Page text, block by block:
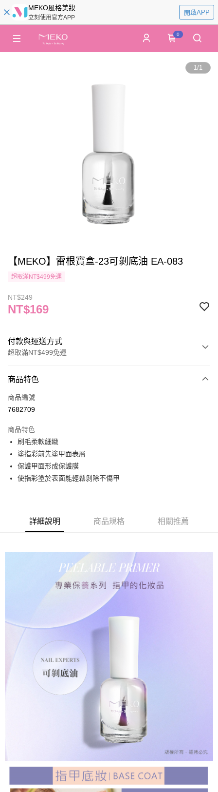
MEKO風格美妝
立刻使用官方APP
開啟APP
0
1/1
【MEKO】雷根寶盒-23可剝底油 EA-083
超取滿NT$499免運
NT$249
NT$169
付款與運送方式
超取滿NT$499免運
信用卡一次付款
信用卡分期付款
合作金庫商業銀行
華南商業銀行
上海商業儲蓄銀行
國泰世華商業銀行
臺灣中小企業銀行
台中商業銀行
玉山商業銀行
星展（台灣）商業銀行
台新國際商業銀行
中國信託商業銀行
超商取貨付款
LINE Pay
Apple Pay
AFTEE先享後付
AFTEE先享後付是「在收到商品之後才付款」的支付方式。 讓您購物簡單
１．簡單：不需註冊會員、不需綁卡、不需儲值。
２．便利：只要手機號碼，簡訊認證，即可結帳。
３．安心：先確認商品／服務後，再付款。
【「AFTEE先享後付」結帳流程】
１．於結帳方式選擇「AFTEE先享後付」後，將跳轉至「AFTEE先享後付」
結帳頁面，進行簡訊認證並確認金額後，即可完成結帳。
２．訂單成立數日內，您將收到繳費通知簡訊。
３．收到繳費通知簡訊後14天內，點擊此簡訊中的連結，可透過四大超商／
ATM／網路銀行／等多元方式進行付款，方視為交易完成。
※ 請注意：結帳手續完成當下不需立刻繳費，但若您需要取消訂單，請聯絡
購買商品的店家。未經商家同意取消之訂單仍視為有效，需透過AFTEE先享
後付繳納相關費用。
※ 交易是否成功請以「AFTEE先享後付 」之結帳頁面顯示為準，若有關於
是否繳費成功／繳費後需取消欲退款等相關疑問，請聯繫「AFTEE先享後付
https://netprotections.freshdesk.com/support/home
１．透過由恩沛科技股份有限公司提供之「AFTEE先享後付」服務完成之交
易，需依本服務之必要範圍內提供個人資料，並將交易相關給付款項請求債
２．關於個人資料處理事宜，請瀏覽以下網址：
https://aftee.tw/terms/#terms3
３．未成年的使用者請事先徵得法定代理人或監護人之同意方可使用
「AFTEE先享後付」，若未經同意申辦者引起之損失，本公司不負相關責
每筆NT$65，滿NT$499(含以上)免運費
付款後全家取貨
每筆NT$65，滿NT$499(含以上)免運費
7-11取貨付款
每筆NT$65，滿NT$499(含以上)免運費
付款後7-11取貨
每筆NT$65，滿NT$499(含以上)免運費
每筆NT$85，滿NT$499(含以上)免運費
每筆NT$120，滿NT$499(含以上)免運費
商品特色
商品編號
7682709
商品特色
刷毛柔軟細緻
塗指彩前先塗甲面表層
保護甲面形成保護膜
使指彩塗於表面能輕鬆剝除不傷甲
詳細說明 商品規格 相關推薦